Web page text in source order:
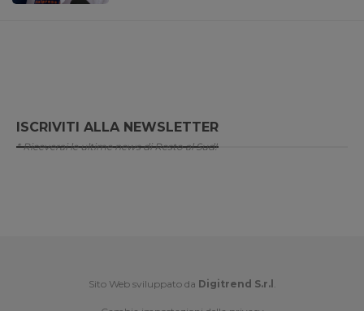
ISCRIVITI ALLA NEWSLETTER
* Riceverai le ultime news di Resto al Sud!
Sito Web sviluppato da Digitrend S.r.l .